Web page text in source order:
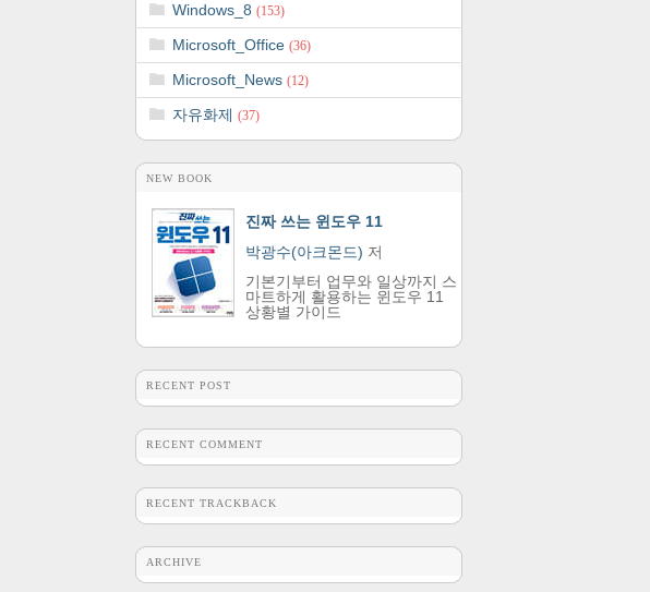
Windows_8 (153)
Microsoft_Office (36)
Microsoft_News (12)
자유화제 (37)
NEW BOOK
진짜 쓰는 윈도우 11
박광수(아크몬드) 저
기본기부터 업무와 일상까지 스
마트하게 활용하는 윈도우 11
상황별 가이드
RECENT POST
RECENT COMMENT
RECENT TRACKBACK
ARCHIVE